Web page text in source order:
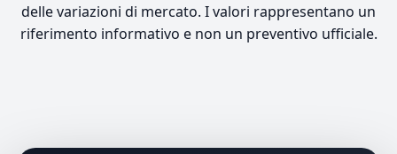
delle variazioni di mercato. I valori rappresentano un
riferimento informativo e non un preventivo ufficiale.